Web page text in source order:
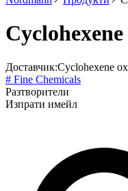
Доставчик:Cyclohexene
# Fine Chemicals
Разтворители
Изпрати имейл